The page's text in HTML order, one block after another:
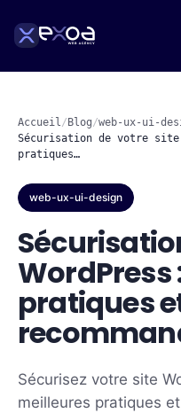
Accueil/ Blog/web-ux-ui-
Sécurisation de votre site
pratiques…
web-ux-ui-design
WordPress
pratiques
Sécurisez votre site
meilleures pratiques